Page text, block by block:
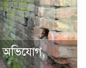
অভিযোগ,